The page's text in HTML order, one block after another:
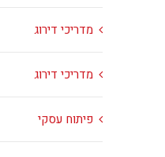
מדריכי דירוג
מדריכי דירוג
פיתוח עסקי